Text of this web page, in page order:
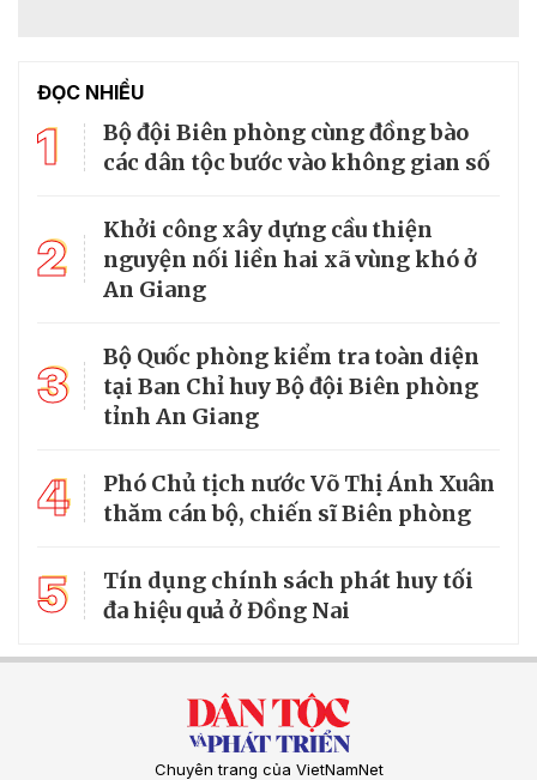
ĐỌC NHIỀU
1
Bộ đội Biên phòng cùng đồng bào
các dân tộc bước vào không gian số
2
Khởi công xây dựng cầu thiện
nguyện nối liền hai xã vùng khó ở
An Giang
3
Bộ Quốc phòng kiểm tra toàn diện
tại Ban Chỉ huy Bộ đội Biên phòng
tỉnh An Giang
4
Phó Chủ tịch nước Võ Thị Ánh Xuân
thăm cán bộ, chiến sĩ Biên phòng
5
Tín dụng chính sách phát huy tối
đa hiệu quả ở Đồng Nai
Chuyên trang của VietNamNet